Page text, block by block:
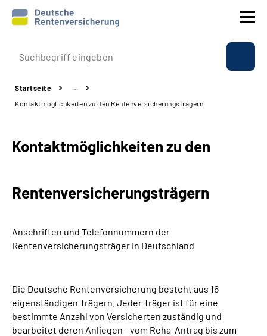
Prävention
Reha
Experten
Über uns & Presse
Suche
Language
Startseite
…
Kontaktmöglichkeiten zu den Rentenversicherungsträgern
Kontaktmöglichkeiten zu den
Rentenversicherungsträgern
Anschriften und Telefonnummern der
Rentenversicherungsträger in Deutschland
Die Deutsche Rentenversicherung besteht aus 16
eigenständigen Trägern. Jeder Träger ist für eine
bestimmte Anzahl von Versicherten zuständig und
bearbeitet deren Anliegen - vom Reha-Antrag bis zum